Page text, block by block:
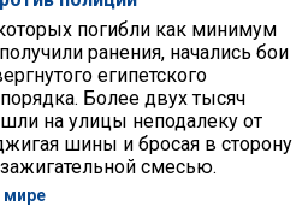
погибли как минимум
ранения, начались бои
египетского
Более двух тысяч
на улицы неподалеку от
шины и бросая в сторону
смесью.
мире